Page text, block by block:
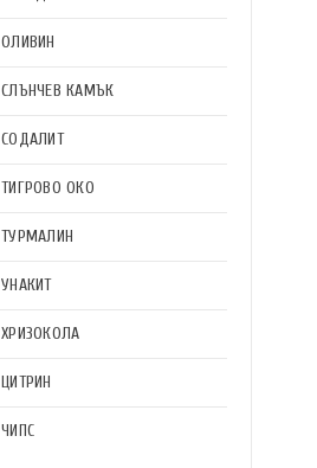
ОЛИВИН
СЛЪНЧЕВ КАМЪК
СОДАЛИТ
ТИГРОВО ОКО
ТУРМАЛИН
УНАКИТ
ХРИЗОКОЛА
ЦИТРИН
ЧИПС